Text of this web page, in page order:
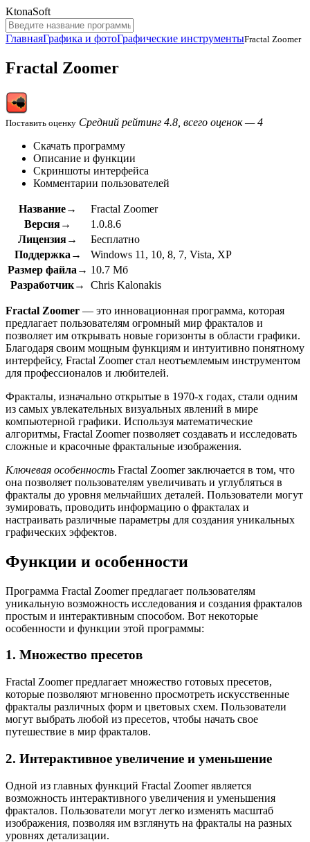
KtonaSoft
ГлавнаяГрафика и фотоГрафические инструментыFractal Zoomer
Fractal Zoomer
Поставить оценку Средний рейтинг 4.8, всего оценок — 4
Скачать программу
Описание и функции
Скриншоты интерфейса
Комментарии пользователей
Название→
Fractal Zoomer
Версия→
1.0.8.6
Лицензия→
Бесплатно
Поддержка→
Windows 11, 10, 8, 7, Vista, XP
Размер файла→ 10.7 Мб
Разработчик→
Chris Kalonakis
Fractal Zoomer — это инновационная программа, которая
предлагает пользователям огромный мир фракталов и
позволяет им открывать новые горизонты в области графики.
Благодаря своим мощным функциям и интуитивно понятному
интерфейсу, Fractal Zoomer стал неотъемлемым инструментом
для профессионалов и любителей.
Фракталы, изначально открытые в 1970-х годах, стали одним
из самых увлекательных визуальных явлений в мире
компьютерной графики. Используя математические
алгоритмы, Fractal Zoomer позволяет создавать и исследовать
сложные и красочные фрактальные изображения.
Ключевая особенность Fractal Zoomer заключается в том, что
она позволяет пользователям увеличивать и углубляться в
фракталы до уровня мельчайших деталей. Пользователи могут
зумировать, проводить информацию о фракталах и
настраивать различные параметры для создания уникальных
графических эффектов.
Функции и особенности
Программа Fractal Zoomer предлагает пользователям
уникальную возможность исследования и создания фракталов
простым и интерактивным способом. Вот некоторые
особенности и функции этой программы:
1. Множество пресетов
Fractal Zoomer предлагает множество готовых пресетов,
которые позволяют мгновенно просмотреть искусственные
фракталы различных форм и цветовых схем. Пользователи
могут выбрать любой из пресетов, чтобы начать свое
путешествие в мир фракталов.
2. Интерактивное увеличение и уменьшение
Одной из главных функций Fractal Zoomer является
возможность интерактивного увеличения и уменьшения
фракталов. Пользователи могут легко изменять масштаб
изображения, позволяя им взглянуть на фракталы на разных
уровнях детализации.